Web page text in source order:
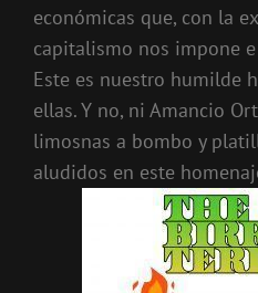
económicas que, con la
capitalismo nos impone
Este es nuestro humilde
ellas. Y no, ni Amancio
limosnas a bombo y
aludidos en este